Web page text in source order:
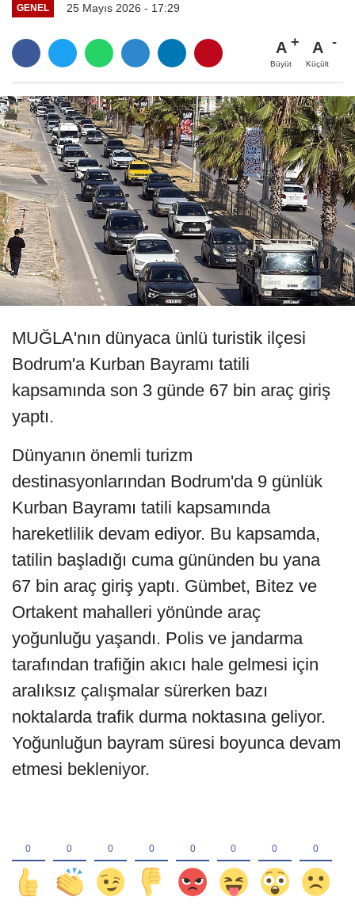
GENEL 25 Mayıs 2026 - 17:29
A
Büyüt
A
Küçült
MUĞLA'nın dünyaca ünlü turistik ilçesi
Bodrum'a Kurban Bayramı tatili
kapsamında son 3 günde 67 bin araç giriş
yaptı.
Dünyanın önemli turizm
destinasyonlarından Bodrum'da 9 günlük
Kurban Bayramı tatili kapsamında
hareketlilik devam ediyor. Bu kapsamda,
tatilin başladığı cuma gününden bu yana
67 bin araç giriş yaptı. Gümbet, Bitez ve
Ortakent mahalleri yönünde araç
yoğunluğu yaşandı. Polis ve jandarma
tarafından trafiğin akıcı hale gelmesi için
aralıksız çalışmalar sürerken bazı
noktalarda trafik durma noktasına geliyor.
Yoğunluğun bayram süresi boyunca devam
etmesi bekleniyor.